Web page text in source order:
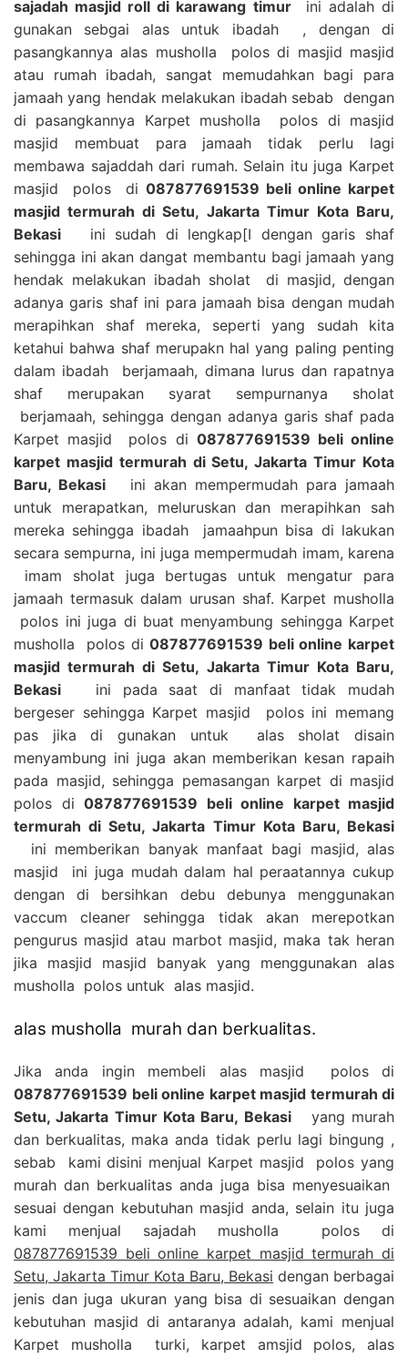
sajadah masjid roll di karawang timurini adalah di
gunakan sebgai alas untuk ibadah , dengan di
pasangkannya alas musholla polos di masjid masjid
atau rumah ibadah, sangat memudahkan bagi para
jamaah yang hendak melakukan ibadah sebab dengan
di pasangkannya Karpet musholla polos di masjid
masjid membuat para jamaah tidak perlu lagi
membawa sajaddah dari rumah. Selain itu juga Karpet
masjid polos di 087877691539 beli online karpet
masjid termurah di Setu, Jakarta Timur Kota Baru,
Bekasi ini sudah di lengkap[I dengan garis shaf
sehingga ini akan dangat membantu bagi jamaah yang
hendak melakukan ibadah sholat di masjid, dengan
adanya garis shaf ini para jamaah bisa dengan mudah
merapihkan shaf mereka, seperti yang sudah kita
ketahui bahwa shaf merupakn hal yang paling penting
dalam ibadah berjamaah, dimana lurus dan rapatnya
shaf merupakan syarat sempurnanya sholat
berjamaah, sehingga dengan adanya garis shaf pada
Karpet masjid polos di 087877691539 beli online
karpet masjid termurah di Setu, Jakarta Timur Kota
Baru, Bekasi ini akan mempermudah para jamaah
untuk merapatkan, meluruskan dan merapihkan sah
mereka sehingga ibadah jamaahpun bisa di lakukan
secara sempurna, ini juga mempermudah imam, karena
imam sholat juga bertugas untuk mengatur para
jamaah termasuk dalam urusan shaf. Karpet musholla
polos ini juga di buat menyambung sehingga Karpet
musholla polos di087877691539 beli online karpet
masjid termurah di Setu, Jakarta Timur Kota Baru,
Bekasi ini pada saat di manfaat tidak mudah
bergeser sehingga Karpet masjid polos ini memang
pas jika di gunakan untuk alas sholat disain
menyambung ini juga akan memberikan kesan rapaih
pada masjid, sehingga pemasangan karpet di masjid
polos di 087877691539 beli online karpet masjid
termurah di Setu, Jakarta Timur Kota Baru, Bekasi
ini memberikan banyak manfaat bagi masjid, alas
masjid ini juga mudah dalam hal peraatannya cukup
dengan di bersihkan debu debunya menggunakan
vaccum cleaner sehingga tidak akan merepotkan
pengurus masjid atau marbot masjid, maka tak heran
jika masjid masjid banyak yang menggunakan alas
musholla polos untuk alas masjid.
alas musholla murah dan berkualitas.
Jika anda ingin membeli alas masjid polos di
087877691539 beli online karpet masjid termurah di
Setu, Jakarta Timur Kota Baru, Bekasiyang murah
dan berkualitas, maka anda tidak perlu lagi bingung ,
sebab kami disini menjual Karpet masjid polos yang
murah dan berkualitas anda juga bisa menyesuaikan
sesuai dengan kebutuhan masjid anda, selain itu juga
kami menjual sajadah musholla polos di
087877691539 beli online karpet masjid termurah di
Setu, Jakarta Timur Kota Baru, Bekasi dengan berbagai
jenis dan juga ukuran yang bisa di sesuaikan dengan
kebutuhan masjid di antaranya adalah, kami menjual
Karpet musholla turki, karpet amsjid polos, alas